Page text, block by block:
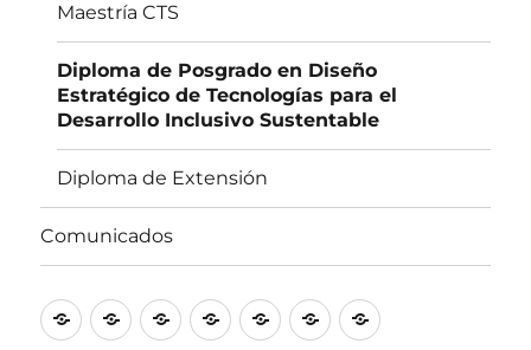
Maestría CTS
Diploma de Posgrado en Diseño
Estratégico de Tecnologías para el
Desarrollo Inclusivo Sustentable
Diploma de Extensión
Comunicados
IESCTEquipoLíneasProgramasPublicaciones
FormaciónComunicados